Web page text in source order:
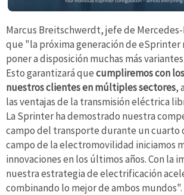
Marcus Breitschwerdt, jefe de Mercedes-
que "la próxima generación de eSprinter
poner a disposición muchas más
Esto garantizará quecumpliremos con
nuestros clientes en múltiples sectores,
las ventajas de la transmisión eléctrica
La Sprinter ha demostrado nuestra
campo del transporte durante un cuarto
campo de la electromovilidad iniciamos
innovaciones en los últimos años. Con la
nuestra estrategia de electrificación
combinando lo mejor de ambos mundos".